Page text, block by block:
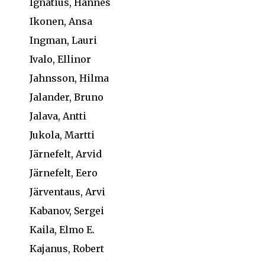
Ignatius, Hannes
Ikonen, Ansa
Ingman, Lauri
Ivalo, Ellinor
Jahnsson, Hilma
Jalander, Bruno
Jalava, Antti
Jukola, Martti
Järnefelt, Arvid
Järnefelt, Eero
Järventaus, Arvi
Kabanov, Sergei
Kaila, Elmo E.
Kajanus, Robert